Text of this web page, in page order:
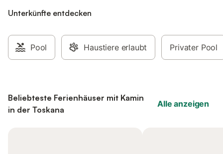
Unterkünfte entdecken
Pool Haustiere erlaubt Privater Pool
Beliebteste Ferienhäuser mit Kamin
in der Toskana
Alle anzeigen